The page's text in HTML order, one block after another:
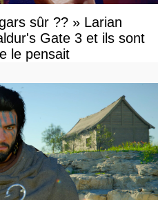
sûr ?? » Larian
Gate 3 et ils sont
le pensait